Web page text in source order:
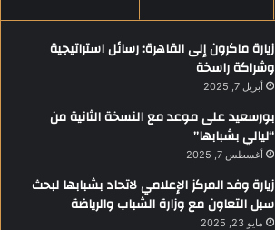
زيارة ماكرون إلى القاهرة: رسائل استراتيجية
وشراكة راسخة
أبريل 7, 2025
بورسعيد على موعد مع النسخة الثانية من
“ليالي بشبابها”
أغسطس 7, 2025
زيارة وفد المركز الإعلامي لاتحاد بشبابها لبحث
سبل التعاون مع وزارة الشباب والرياضة
مايو 23, 2025